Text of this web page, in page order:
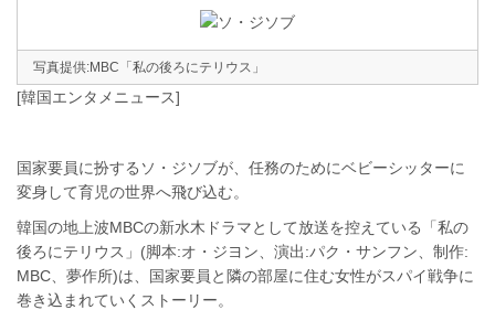
写真提供:MBC「私の後ろにテリウス」
[韓国エンタメニュース]
国家要員に扮するソ・ジソブが、任務のためにベビーシッターに
変身して育児の世界へ飛び込む。
韓国の地上波MBCの新水木ドラマとして放送を控えている「私の
後ろにテリウス」(脚本:オ・ジヨン、演出:パク・サンフン、制作:
MBC、夢作所)は、国家要員と隣の部屋に住む女性がスパイ戦争に
巻き込まれていくストーリー。